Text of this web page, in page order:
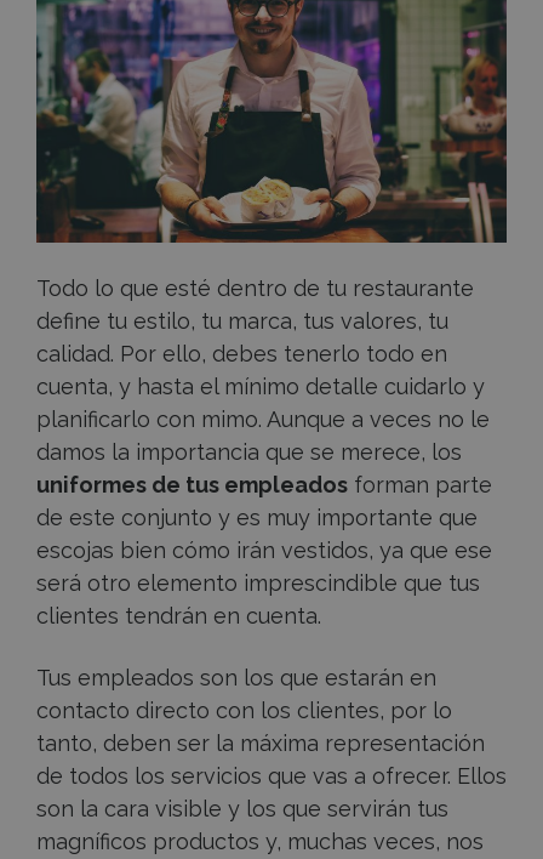
restaurante
más
adecuado
Todo lo que esté dentro de tu restaurante
define tu estilo, tu marca, tus valores, tu
calidad. Por ello, debes tenerlo todo en
cuenta, y hasta el mínimo detalle cuidarlo y
planificarlo con mimo. Aunque a veces no le
damos la importancia que se merece, los
uniformes de tus empleados forman parte
de este conjunto y es muy importante que
escojas bien cómo irán vestidos, ya que ese
será otro elemento imprescindible que tus
clientes tendrán en cuenta.
Tus empleados son los que estarán en
contacto directo con los clientes, por lo
tanto, deben ser la máxima representación
de todos los servicios que vas a ofrecer. Ellos
son la cara visible y los que servirán tus
magníficos productos y, muchas veces, nos